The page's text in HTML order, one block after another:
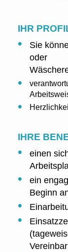
IHR
Sie
oder
IHRE
einen
ein
Beginn